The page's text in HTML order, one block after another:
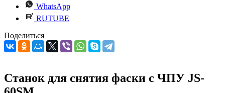
WhatsApp
RUTUBE
Поделиться
Станок для снятия фаски с ЧПУ JS-